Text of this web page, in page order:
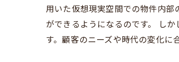
用いた仮想現実空間での物件内
ができるようになるのです。 し
す。顧客のニーズや時代の変化に